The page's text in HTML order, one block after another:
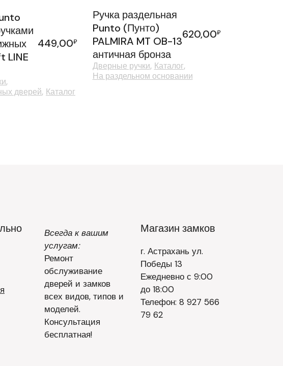
LINE
449,00₽
дверей Каталог
Ручка раздельная
Punto (Пунто)
PALMIRA MT OB-13
античная бронза
620,00₽
Дверные ручки Каталог
На раздельном основании
Всегда к вашим
услугам:
Ремонт
обслуживание
дверей и замков
всех видов, типов и
моделей.
Консультация
бесплатная!
Магазин замков
г. Астрахань ул.
Победы 13
Ежедневно с 9:00
до 18:00
Телефон: 8 927 566
79 62